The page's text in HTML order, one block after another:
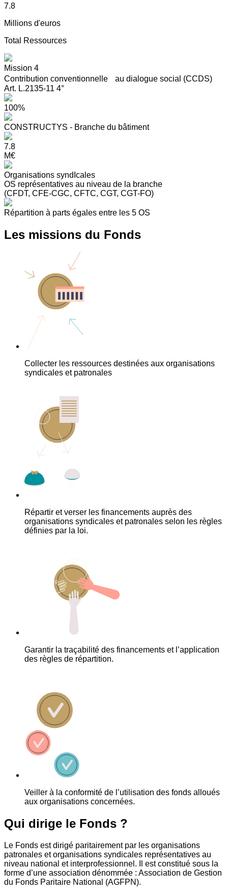
7.8
Millions d'euros
Total Ressources
Mission 4
Contribution conventionnelle au dialogue social (CCDS)
Art. L.2135-11 4°
100%
CONSTRUCTYS - Branche du bâtiment
7.8
M€
Organisations syndIcales
OS représentatives au niveau de la branche
(CFDT, CFE-CGC, CFTC, CGT, CGT-FO)
Répartition à parts égales entre les 5 OS
Les missions du Fonds
Collecter les ressources destinées aux organisations
syndicales et patronales
Répartir et verser les financements auprès des
organisations syndicales et patronales selon les règles
définies par la loi.
Garantir la traçabilité des financements et l’application
des règles de répartition.
Veiller à la conformité de l’utilisation des fonds alloués
aux organisations concernées.
Qui dirige le Fonds ?
Le Fonds est dirigé paritairement par les organisations
patronales et organisations syndicales représentatives au
niveau national et interprofessionnel. Il est constitué sous la
forme d’une association dénommée : Association de Gestion
du Fonds Paritaire National (AGFPN).